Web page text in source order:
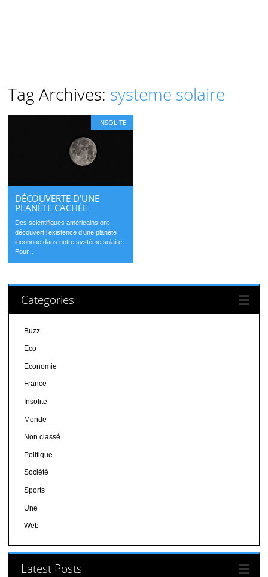
Tag Archives: systeme solaire
INSOLITE
DÉCOUVERTE D’UNE
PLANÈTE CACHÉE
Des scientifiques américains ont
découvert l’existence d’une planète
inconnue dans notre système solaire.
Pour...
Categories
Buzz
Eco
Economie
France
Insolite
Monde
Non classé
Politique
Société
Sports
Une
Web
Latest Posts